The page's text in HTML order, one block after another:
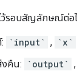
ว้รอบสัญลักษณ์ต่อไ
`input` , `x`
งคืน:
`output` ,